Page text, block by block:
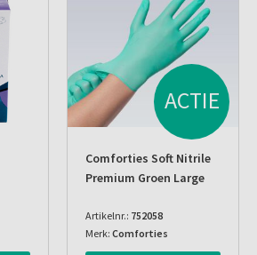
ACTIE
Comforties Soft Nitrile
Premium Groen Large
Artikelnr.: 752058
Merk: Comforties